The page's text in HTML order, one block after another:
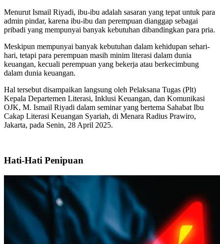
Menurut Ismail Riyadi, ibu-ibu adalah sasaran yang tepat untuk para
admin pindar, karena ibu-ibu dan perempuan dianggap sebagai
pribadi yang mempunyai banyak kebutuhan dibandingkan para pria.
Meskipun mempunyai banyak kebutuhan dalam kehidupan sehari-
hari, tetapi para perempuan masih minim literasi dalam dunia
keuangan, kecuali perempuan yang bekerja atau berkecimbung
dalam dunia keuangan.
Hal tersebut disampaikan langsung oleh Pelaksana Tugas (Plt)
Kepala Departemen Literasi, Inklusi Keuangan, dan Komunikasi
OJK, M. Ismail Riyadi dalam seminar yang bertema Sahabat Ibu
Cakap Literasi Keuangan Syariah, di Menara Radius Prawiro,
Jakarta, pada Senin, 28 April 2025.
Hati-Hati Penipuan